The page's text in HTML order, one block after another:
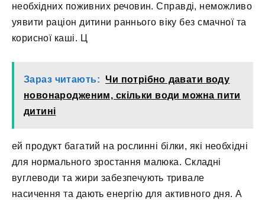
необхідних поживних речовин. Справді, неможливо
уявити раціон дитини раннього віку без смачної та
корисної каші. Ц
Зараз читають: Чи потрібно давати воду
новонародженим, скільки води можна пити
дитині
ей продукт багатий на рослинні білки, які необхідні
для нормального зростання малюка. Складні
вуглеводи та жири забезпечують тривале
насичення та дають енергію для активного дня. А